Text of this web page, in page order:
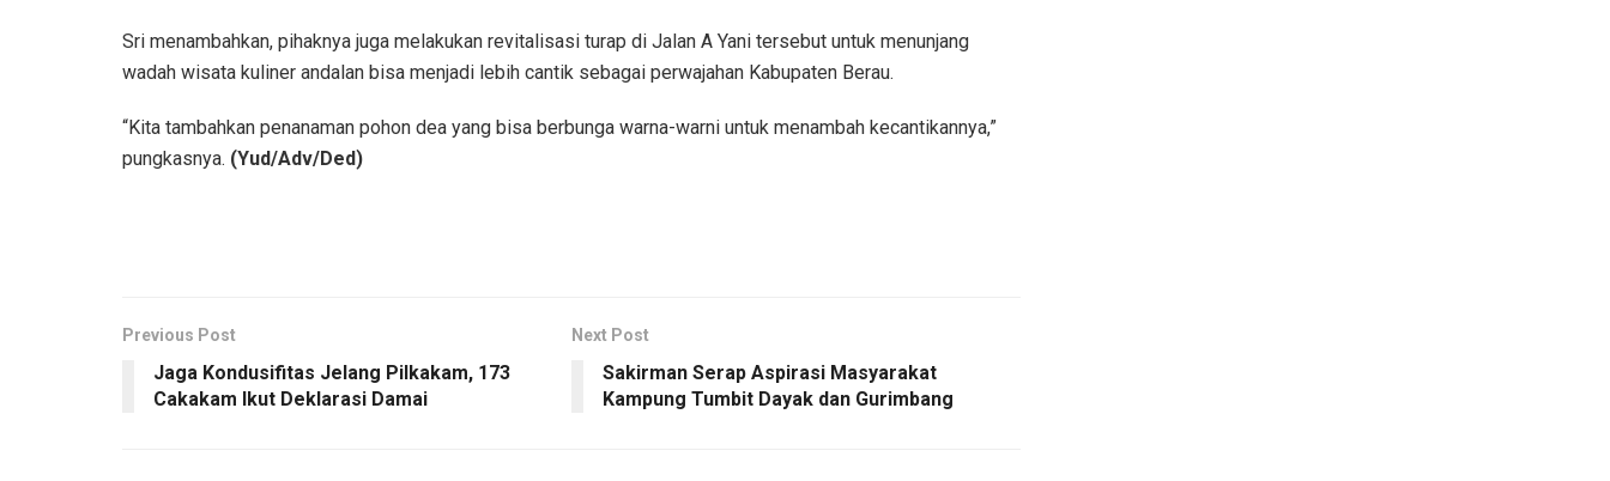
Sri menambahkan, pihaknya juga melakukan revitalisasi turap di Jalan A Yani tersebut untuk menunjang
wadah wisata kuliner andalan bisa menjadi lebih cantik sebagai perwajahan Kabupaten Berau.
“Kita tambahkan penanaman pohon dea yang bisa berbunga warna-warni untuk menambah kecantikannya,”
pungkasnya. (Yud/Adv/Ded)
Previous Post
Jaga Kondusifitas Jelang Pilkakam, 173
Cakakam Ikut Deklarasi Damai
Next Post
Sakirman Serap Aspirasi Masyarakat
Kampung Tumbit Dayak dan Gurimbang